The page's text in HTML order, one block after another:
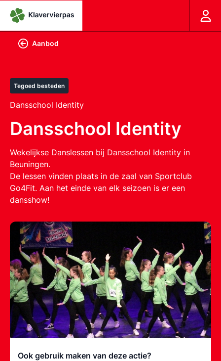
Aanbod
Tegoed besteden
Dansschool Identity
Dansschool Identity
Wekelijkse Danslessen bij Dansschool Identity in
Beuningen.
De lessen vinden plaats in de zaal van Sportclub
Go4Fit. Aan het einde van elk seizoen is er een
dansshow!
Ook gebruik maken van deze actie?